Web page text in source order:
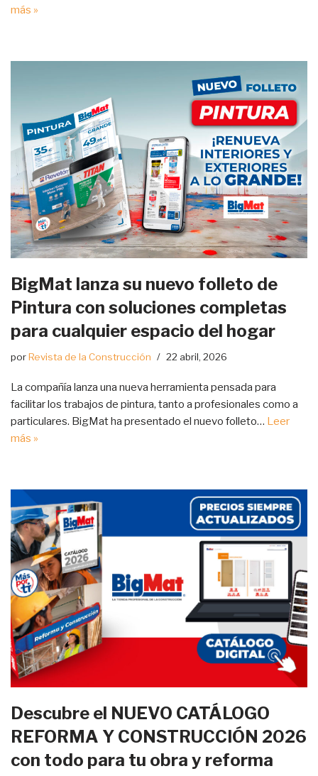
más »
BigMat lanza su nuevo folleto de
Pintura con soluciones completas
para cualquier espacio del hogar
porRevista de la Construcción 22 abril, 2026
La compañía lanza una nueva herramienta pensada para
facilitar los trabajos de pintura, tanto a profesionales como a
particulares. BigMat ha presentado el nuevo folleto… Leer
más »
Descubre el NUEVO CATÁLOGO
REFORMA Y CONSTRUCCIÓN 2026
con todo para tu obra y reforma